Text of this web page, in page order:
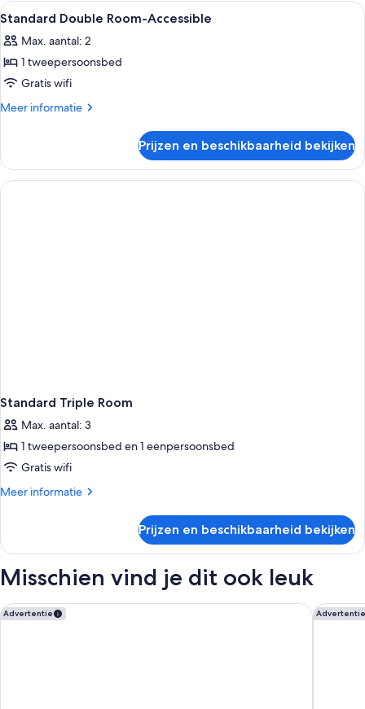
Alle
foto's
voor
Standard
Double
Room-
Badkamer | Een douche, gratis
2
Standard Double Room-Accessible
Max. aantal: 2
1 tweepersoonsbed
Gratis wifi
Meer informatie
Meer
Double
Room-
Accessible
Prijzen en beschikbaarheid bekijken
Standard Triple Room
Max. aantal: 3
1 tweepersoonsbed en 1 eenpersoonsbed
Gratis wifi
Meer informatie
Meer
Triple
Prijzen en beschikbaarheid bekijken
Misschien vind je dit ook leuk
Advertentie
DOMA Portugal Advertentie
Lezíria